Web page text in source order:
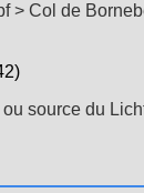
Col de
source du